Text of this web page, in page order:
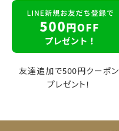
友達追加で500円クーポン
プレゼント！